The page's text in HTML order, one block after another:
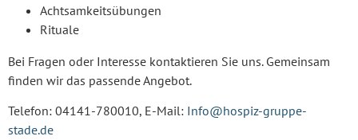
Achtsamkeitsübungen
Rituale
Bei Fragen oder Interesse kontaktieren Sie uns. Gemeinsam
finden wir das passende Angebot.
Telefon: 04141-780010, E-Mail: Info@hospiz-gruppe-
stade.de